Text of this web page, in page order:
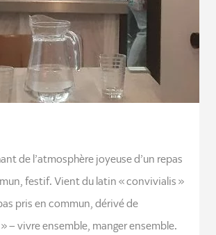
de l’atmosphère joyeuse d’un repas
festif. Vient du latin « convivialis »
pris en commun, dérivé de
– vivre ensemble, manger ensemble.